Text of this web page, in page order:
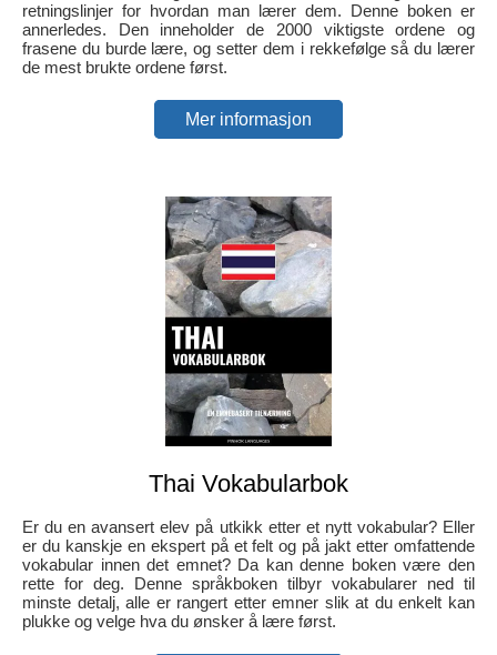
retningslinjer for hvordan man lærer dem. Denne boken er
annerledes. Den inneholder de 2000 viktigste ordene og
frasene du burde lære, og setter dem i rekkefølge så du lærer
de mest brukte ordene først.
Mer informasjon
Thai Vokabularbok
Er du en avansert elev på utkikk etter et nytt vokabular? Eller
er du kanskje en ekspert på et felt og på jakt etter omfattende
vokabular innen det emnet? Da kan denne boken være den
rette for deg. Denne språkboken tilbyr vokabularer ned til
minste detalj, alle er rangert etter emner slik at du enkelt kan
plukke og velge hva du ønsker å lære først.